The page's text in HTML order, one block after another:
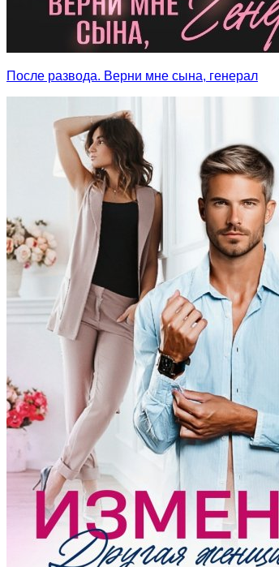
После развода. Верни мне сына, генерал